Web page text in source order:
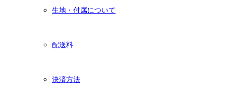
生地・付属について
配送料
決済方法